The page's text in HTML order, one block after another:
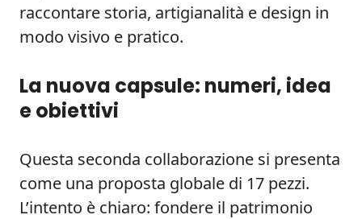
raccontare storia, artigianalità e design in
modo visivo e pratico.
La nuova capsule: numeri, idea
e obiettivi
Questa seconda collaborazione si presenta
come una proposta globale di 17 pezzi.
L’intento è chiaro: fondere il patrimonio